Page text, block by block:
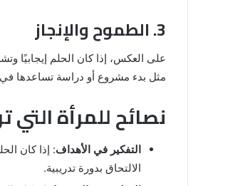
3. الطموح والإنجاز
على العكس، إذا كان الحلم إيجابيًا
مثل بدء مشروع أو دراسة تساعدها في
نصائح للمرأة التي
التفكير في الأهداف: إذا كان
الالتحاق بدورة تدريبية.